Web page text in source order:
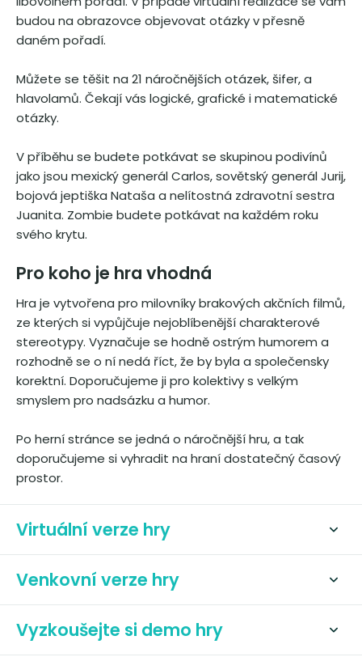
budou na obrazovce objevovat otázky v přesně
daném pořadí.
Můžete se těšit na 21 náročnějších otázek, šifer, a
hlavolamů. Čekají vás logické, grafické i matematické
otázky.
V příběhu se budete potkávat se skupinou podivínů
jako jsou mexický generál Carlos, sovětský generál Jurij,
bojová jeptiška Nataša a nelítostná zdravotní sestra
Juanita. Zombie budete potkávat na každém roku
svého krytu.
Pro koho je hra vhodná
Hra je vytvořena pro milovníky brakových akčních filmů,
ze kterých si vypůjčuje nejoblíbenější charakterové
stereotypy. Vyznačuje se hodně ostrým humorem a
rozhodně se o ní nedá říct, že by byla a společensky
korektní. Doporučujeme ji pro kolektivy s velkým
smyslem pro nadsázku a humor.
Po herní stránce se jedná o náročnější hru, a tak
doporučujeme si vyhradit na hraní dostatečný časový
prostor.
Virtuální verze hry
Venkovní verze hry
Vyzkoušejte si demo hry